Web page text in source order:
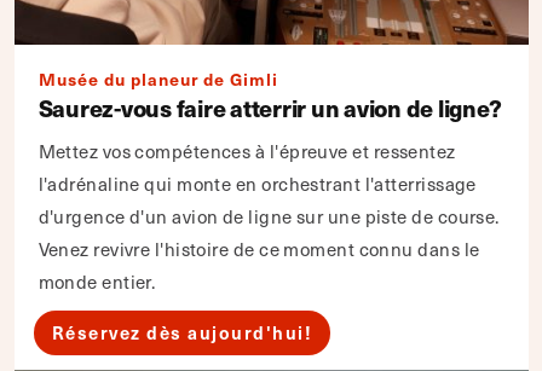
Musée du planeur de Gimli
Saurez-vous faire atterrir un avion de ligne?
Mettez vos compétences à l'épreuve et ressentez
l'adrénaline qui monte en orchestrant l'atterrissage
d'urgence d'un avion de ligne sur une piste de course.
Venez revivre l'histoire de ce moment connu dans le
monde entier.
Réservez dès aujourd'hui!